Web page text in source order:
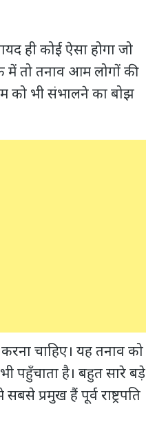
ही कोई ऐसा होगा जो
में तो तनाव आम लोगों की
को भी संभालने का बोझ
चाहिए। यह तनाव को
पहुँचाता है। बहुत सारे बड़े
प्रमुख हैं पूर्व राष्ट्रपति